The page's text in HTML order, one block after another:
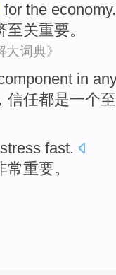
for the economy.
至关重要。
大词典》
in
信任都是一个
stress fast.
常重要。